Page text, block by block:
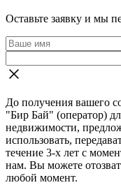
Оставьте заявку и мы
До получения вашего
"Бир Бай" (оператор)
недвижимости,
использовать,
течение 3-х лет с
нам. Вы можете
любой момент.